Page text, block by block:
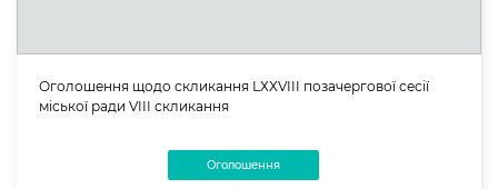
Оголошення щодо скликання LХХVIII позачергової сесії
міської ради VIII скликання
Оголошення